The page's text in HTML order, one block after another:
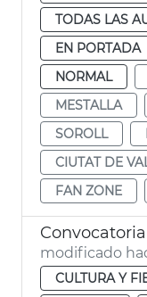
TODAS LAS
EN PORTADA
NORMAL
MESTALLA
SOROLL
CIUTAT DE
FAN ZONE
modificado
CULTURA Y